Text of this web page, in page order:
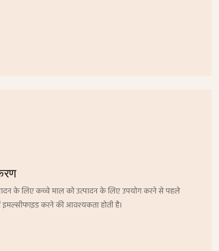
के लिए कच्चे माल को उत्पादन के लिए उपयोग करने से पहले
करने की आवश्यकता होती है।